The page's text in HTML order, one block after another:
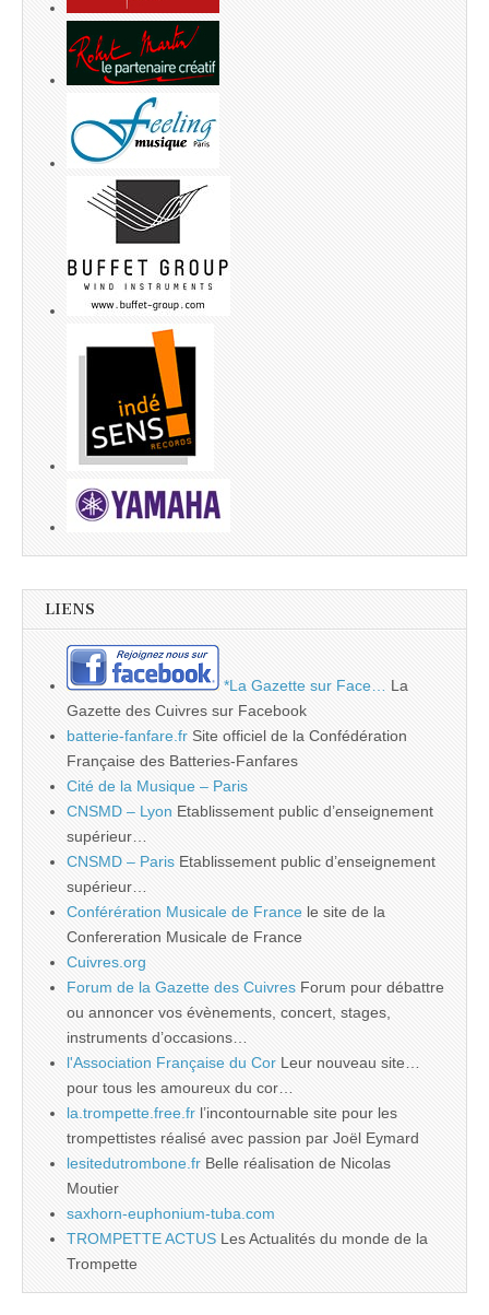
LIENS
*La Gazette sur Face… La
Gazette des Cuivres sur Facebook
batterie-fanfare.fr Site officiel de la Confédération
Française des Batteries-Fanfares
Cité de la Musique – Paris
CNSMD – Lyon Etablissement public d’enseignement
supérieur…
CNSMD – Paris Etablissement public d’enseignement
supérieur…
Conférération Musicale de France le site de la
Confereration Musicale de France
Cuivres.org
Forum de la Gazette des Cuivres Forum pour débattre
ou annoncer vos évènements, concert, stages,
instruments d’occasions…
l'Association Française du Cor Leur nouveau site…
pour tous les amoureux du cor…
la.trompette.free.fr l’incontournable site pour les
trompettistes réalisé avec passion par Joël Eymard
lesitedutrombone.fr Belle réalisation de Nicolas
Moutier
saxhorn-euphonium-tuba.com
TROMPETTE ACTUS Les Actualités du monde de la
Trompette